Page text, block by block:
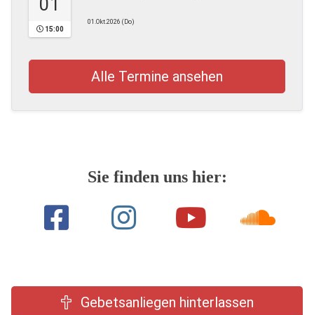
15:00
01.Okt.2026 (Do)
Alle Termine ansehen
Sie finden uns hier:
Gebetsanliegen hinterlassen